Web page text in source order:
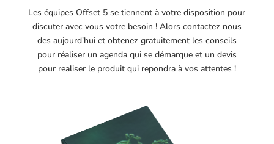
Les équipes Offset 5 se tiennent à votre disposition pour
discuter avec vous votre besoin ! Alors contactez nous
des aujourd’hui et obtenez gratuitement les conseils
pour réaliser un agenda qui se démarque et un devis
pour realiser le produit qui repondra à vos attentes !